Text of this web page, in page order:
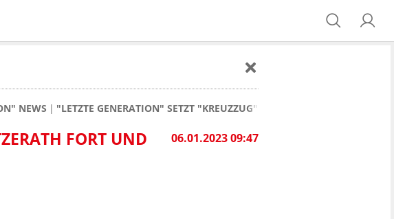
NEWS "LETZTE GENERATION" SETZT "KREUZZUG" FÜR LÜTZERATH FORT
06.01.2023 09:47
FORT UND